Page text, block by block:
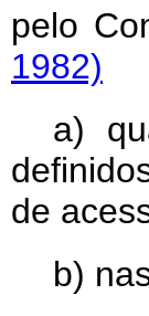
pelo
1982)
a)
de
b)